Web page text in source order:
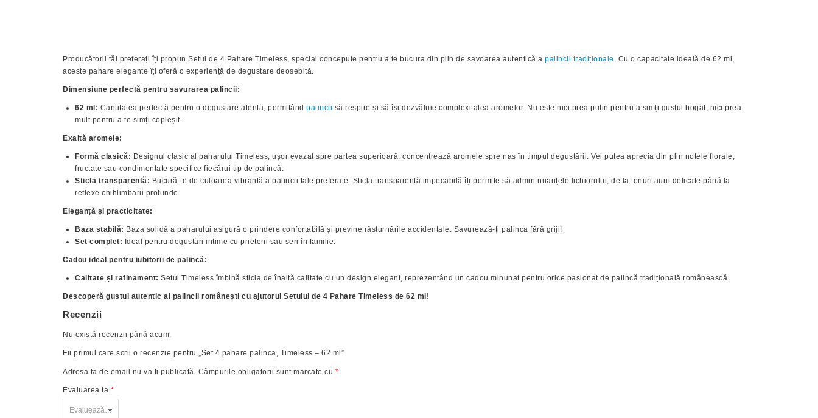
Producătorii tăi preferați îți propun Setul de 4 Pahare Timeless, special concepute pentru a te bucura din plin de savoarea autentică a palincii tradiționale
. Cu o capacitate ideală de 62 ml,
aceste pahare elegante îți oferă o experiență de degustare deosebită.
Dimensiune perfectă pentru savurarea palincii:
62 ml: Cantitatea perfectă pentru o degustare atentă, permițând palincii să respire și să își dezvăluie complexitatea aromelor. Nu este nici prea puțin pentru a simți gustul bogat, nici prea
mult pentru a te simți copleșit.
Exaltă aromele:
Formă clasică: Designul clasic al paharului Timeless, ușor evazat spre partea superioară, concentrează aromele spre nas în timpul degustării. Vei putea aprecia din plin notele florale,
fructate sau condimentate specifice fiecărui tip de palincă.
Sticla transparentă: Bucură-te de culoarea vibrantă a palincii tale preferate. Sticla transparentă impecabilă îți permite să admiri nuanțele lichiorului, de la tonuri aurii delicate până la
reflexe chihlimbarii profunde.
Eleganță și practicitate:
Baza stabilă: Baza solidă a paharului asigură o prindere confortabilă și previne răsturnările accidentale. Savurează-ți palinca fără griji!
Set complet: Ideal pentru degustări intime cu prieteni sau seri în familie.
Cadou ideal pentru iubitorii de palincă:
Calitate și rafinament: Setul Timeless îmbină sticla de înaltă calitate cu un design elegant, reprezentând un cadou minunat pentru orice pasionat de palincă tradițională românească.
Descoperă gustul autentic al palincii românești cu ajutorul Setului de 4 Pahare Timeless de 62 ml!
Recenzii
Nu există recenzii până acum.
Fii primul care scrii o recenzie pentru „Set 4 pahare palinca, Timeless – 62 ml”
Adresa ta de email nu va fi publicată. Câmpurile obligatorii sunt marcate cu *
Evaluarea ta *